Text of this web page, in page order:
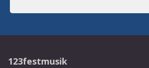
123festmusik